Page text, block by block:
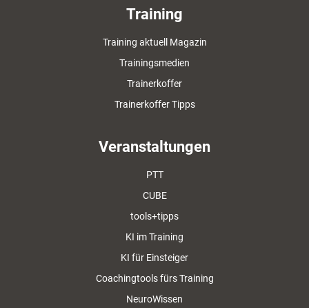
Training
Training aktuell Magazin
Trainingsmedien
Trainerkoffer
Trainerkoffer Tipps
Veranstaltungen
PTT
CUBE
tools+tipps
KI im Training
KI für Einsteiger
Coachingtools fürs Training
NeuroWissen